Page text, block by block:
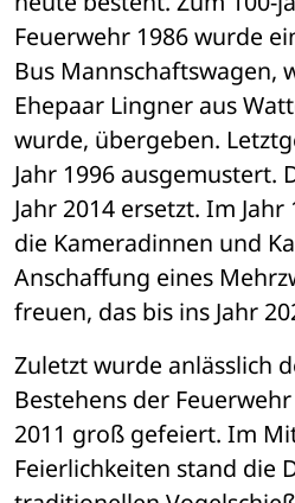
Feuerwehr 1986 wurde
Bus Mannschaftswagen,
Ehepaar Lingner aus
wurde, übergeben.
Jahr 1996 ausgemustert.
Jahr 2014 ersetzt. Im
die Kameradinnen und
Anschaffung eines
freuen, das bis ins Jahr
Zuletzt wurde anlässlich
Bestehens der
2011 groß gefeiert. Im
Feierlichkeiten stand die